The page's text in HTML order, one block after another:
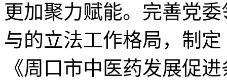
更加聚力赋能。完善党
与的立法工作格局，制
《周口市中医药发展促